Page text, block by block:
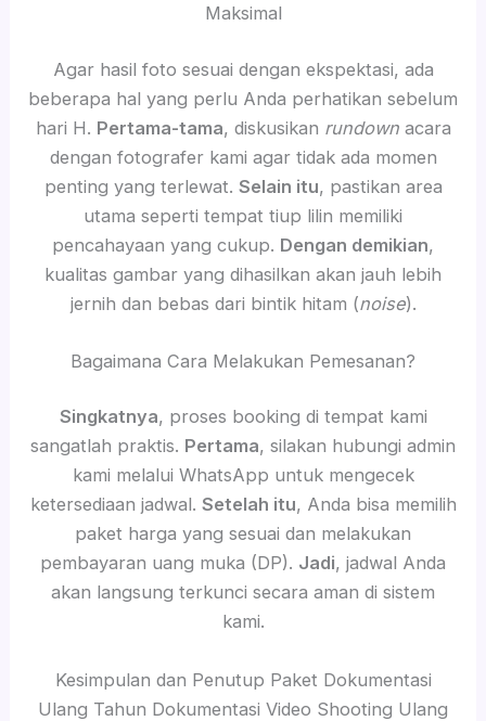
Maksimal
Agar hasil foto sesuai dengan ekspektasi, ada
beberapa hal yang perlu Anda perhatikan sebelum
hari H. Pertama-tama, diskusikan rundownacara
dengan fotografer kami agar tidak ada momen
penting yang terlewat. Selain itu, pastikan area
utama seperti tempat tiup lilin memiliki
pencahayaan yang cukup. Dengan demikian,
kualitas gambar yang dihasilkan akan jauh lebih
jernih dan bebas dari bintik hitam (noise).
Bagaimana Cara Melakukan Pemesanan?
Singkatnya, proses booking di tempat kami
sangatlah praktis. Pertama, silakan hubungi admin
kami melalui WhatsApp untuk mengecek
ketersediaan jadwal. Setelah itu, Anda bisa memilih
paket harga yang sesuai dan melakukan
pembayaran uang muka (DP). Jadi, jadwal Anda
akan langsung terkunci secara aman di sistem
kami.
Kesimpulan dan Penutup Paket Dokumentasi
Ulang Tahun Dokumentasi Video Shooting Ulang